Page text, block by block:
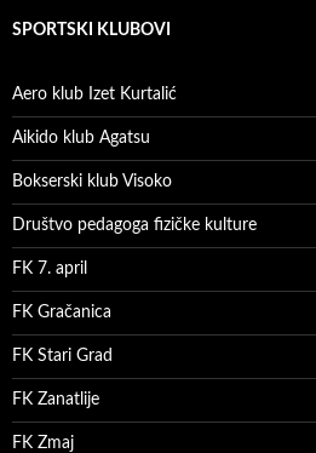
SPORTSKI KLUBOVI
Aero klub Izet Kurtalić
Aikido klub Agatsu
Bokserski klub Visoko
Društvo pedagoga fizičke kulture
FK 7. april
FK Gračanica
FK Stari Grad
FK Zanatlije
FK Zmaj